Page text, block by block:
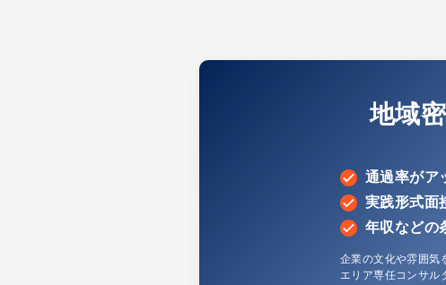
地域
通過率がア
実践形式面
年収などの
企業の文化や雰囲気
エリア専任コンサル